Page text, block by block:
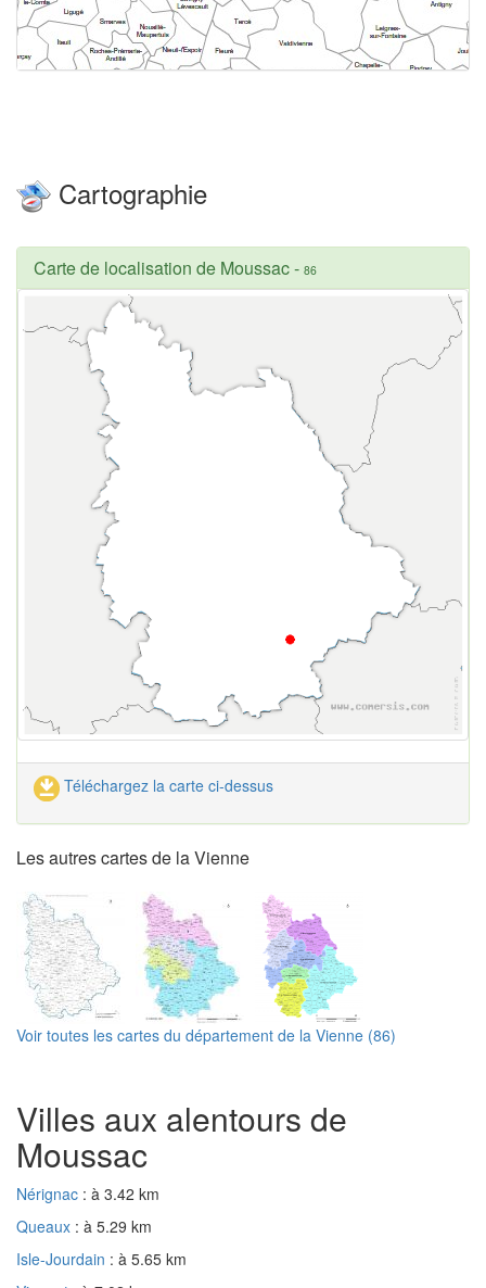
Cartographie
Carte de localisation de Moussac- 86
Téléchargez la carte ci-dessus
Les autres cartes de la Vienne
Voir toutes les cartes du département de la Vienne (86)
Villes aux alentours de
Moussac
Nérignac : à 3.42 km
Queaux : à 5.29 km
Isle-Jourdain : à 5.65 km